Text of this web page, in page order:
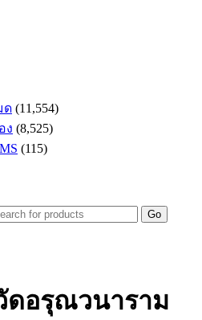
ด (11,554)
ง (8,525)
(115)
Go
ดอรุณวนาราม